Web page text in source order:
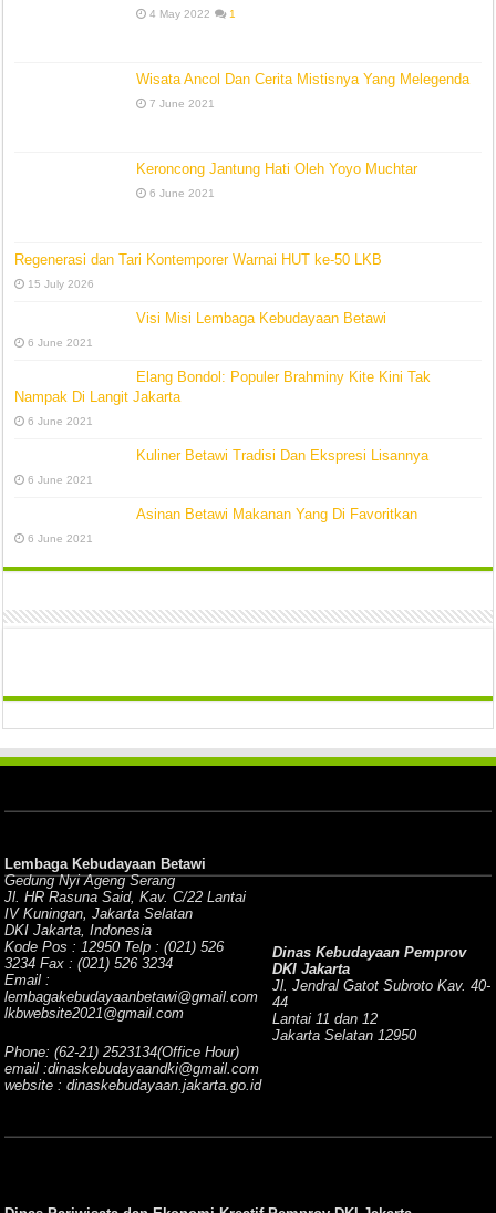
4 May 2022 1
Wisata Ancol Dan Cerita Mistisnya Yang Melegenda
7 June 2021
Keroncong Jantung Hati Oleh Yoyo Muchtar
6 June 2021
Regenerasi dan Tari Kontemporer Warnai HUT ke-50 LKB
15 July 2026
Visi Misi Lembaga Kebudayaan Betawi
6 June 2021
Elang Bondol: Populer Brahminy Kite Kini Tak
Nampak Di Langit Jakarta
6 June 2021
Kuliner Betawi Tradisi Dan Ekspresi Lisannya
6 June 2021
Asinan Betawi Makanan Yang Di Favoritkan
6 June 2021
Lembaga Kebudayaan Betawi
Gedung Nyi Ageng Serang
Jl. HR Rasuna Said, Kav. C/22 Lantai
IV Kuningan, Jakarta Selatan
DKI Jakarta, Indonesia
Kode Pos : 12950 Telp : (021) 526
3234 Fax : (021) 526 3234
Email :
lembagakebudayaanbetawi@gmail.com
lkbwebsite2021@gmail.com
Dinas Kebudayaan Pemprov
DKI Jakarta
Jl. Jendral Gatot Subroto Kav. 40-
44
Lantai 11 dan 12
Jakarta Selatan 12950
Phone: (62-21) 2523134(Office Hour)
email :dinaskebudayaandki@gmail.com
website : dinaskebudayaan.jakarta.go.id